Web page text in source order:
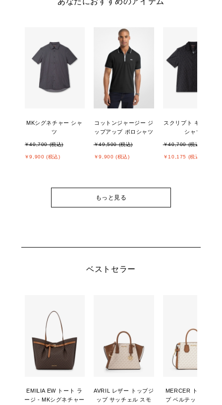
MKシグネチャー シャ
ツ
￥40,700 (税込)
￥9,900 (税込)
コットンジャージー ジ
ップアップ ポロシャツ
￥49,500 (税込)
￥9,900 (税込)
スクリプト キャンプ
シャツ
￥40,700 (税込)
￥10,175 (税込)
もっと見る
ベストセラー
EMILIA EW トート ラ
ージ - MKシグネチャー
AVRIL レザー トップジ
ップ サッチェル スモ
MERCER トップジッ
プ ベルテッド サッチ